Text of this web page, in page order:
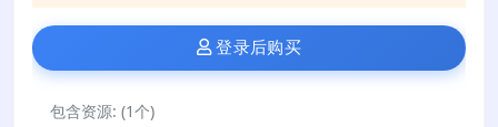
登录后购买
包含资源: (1个)